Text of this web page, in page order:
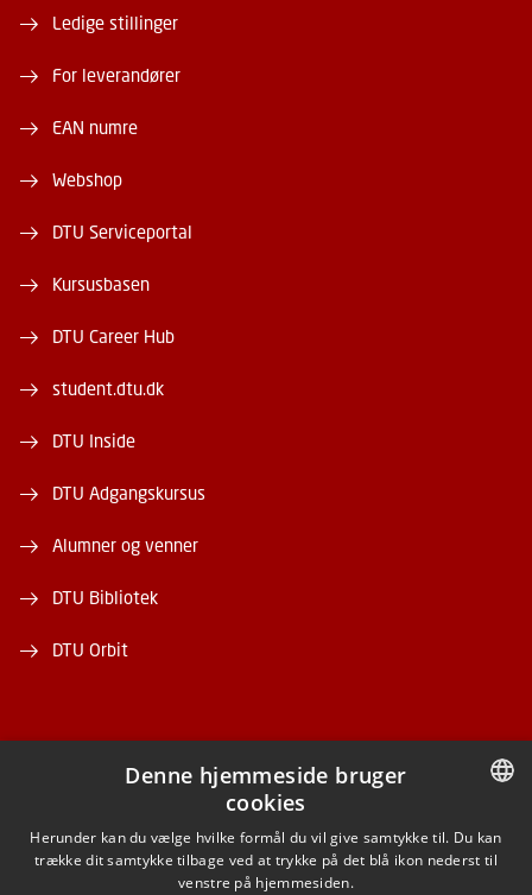
Ledige stillinger
For leverandører
EAN numre
Webshop
DTU Serviceportal
Kursusbasen
DTU Career Hub
student.dtu.dk
DTU Inside
DTU Adgangskursus
Alumner og venner
DTU Bibliotek
DTU Orbit
FACEBOOK
INSTAGRAM
DANISH
Denne hjemmeside bruger
cookies
Herunder kan du vælge hvilke formål du vil give samtykke til. Du kan
trække dit samtykke tilbage ved at trykke på det blå ikon nederst til
venstre på hjemmesiden.